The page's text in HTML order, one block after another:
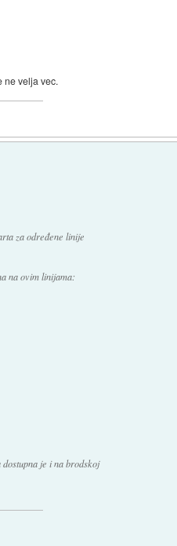
ne velja vec.
za određene linije
na ovim linijama:
je i na brodskoj